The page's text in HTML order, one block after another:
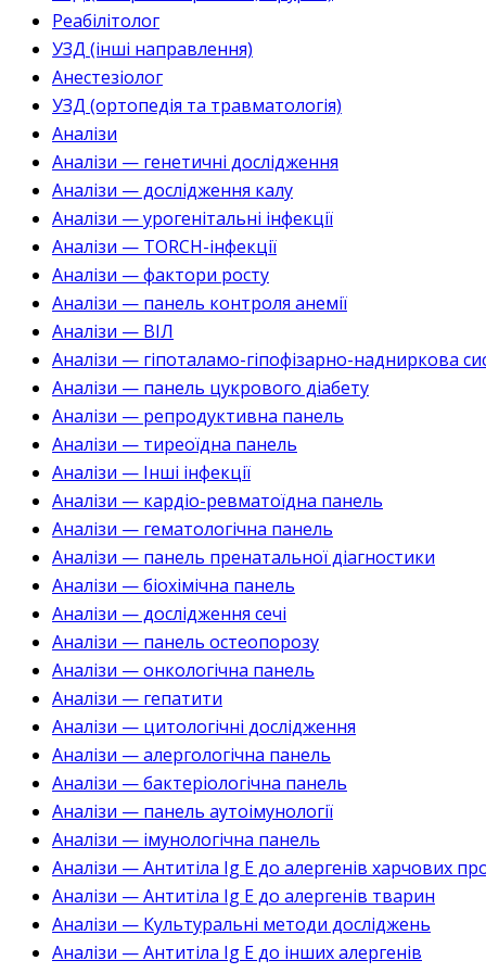
Реабілітолог
УЗД (інші направлення)
Анестезіолог
УЗД (ортопедія та травматологія)
Аналізи
Аналізи — генетичні дослідження
Аналізи — дослідження калу
Аналізи — урогенітальні інфекції
Аналізи — TORCH-інфекції
Аналізи — фактори росту
Аналізи — панель контроля анемії
Аналізи — ВІЛ
Аналізи — гіпоталамо-гіпофізарно-надниркова
Аналізи — панель цукрового діабету
Аналізи — репродуктивна панель
Аналізи — тиреоїдна панель
Аналізи — Інші інфекції
Аналізи — кардіо-ревматоїдна панель
Аналізи — гематологічна панель
Аналізи — панель пренатальної діагностики
Аналізи — біохімічна панель
Аналізи — дослідження сечі
Аналізи — панель остеопорозу
Аналізи — онкологічна панель
Аналізи — гепатити
Аналізи — цитологічні дослідження
Аналізи — алергологічна панель
Аналізи — бактеріологічна панель
Аналізи — панель аутоімунології
Аналізи — імунологічна панель
Аналізи — Антитіла Ig E до алергенів харчових
Аналізи — Антитіла Ig E до алергенів тварин
Аналізи — Культуральні методи досліджень
Аналізи — Антитіла Ig E до інших алергенів